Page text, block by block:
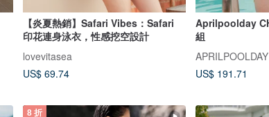
【炎夏熱銷】Safari Vibes：Safari
印花連身泳衣，性感挖空設計
lovevitasea
US$ 69.74
Aprilpoolday
組
APRILPOOLDAY
US$ 191.71
8 折